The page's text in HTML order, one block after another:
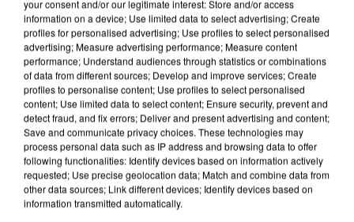
UN SECOND CADRE DE LA DZ MAFIA
INTERPELLÉ EN ALGÉRIE
your consent and/or our legitimate interest: Store and/or access
information on a device; Use limited data to select advertising; Create
profiles for personalised advertising; Use profiles to select personalised
advertising; Measure advertising performance; Measure content
performance; Understand audiences through statistics or combinations
of data from different sources; Develop and improve services; Create
profiles to personalise content; Use profiles to select personalised
content; Use limited data to select content; Ensure security, prevent and
detect fraud, and fix errors; Deliver and present advertising and content;
Save and communicate privacy choices. These technologies may
process personal data such as IP address and browsing data to offer
following functionalities: Identify devices based on information actively
requested; Use precise geolocation data; Match and combine data from
other data sources; Link different devices; Identify devices based on
information transmitted automatically.